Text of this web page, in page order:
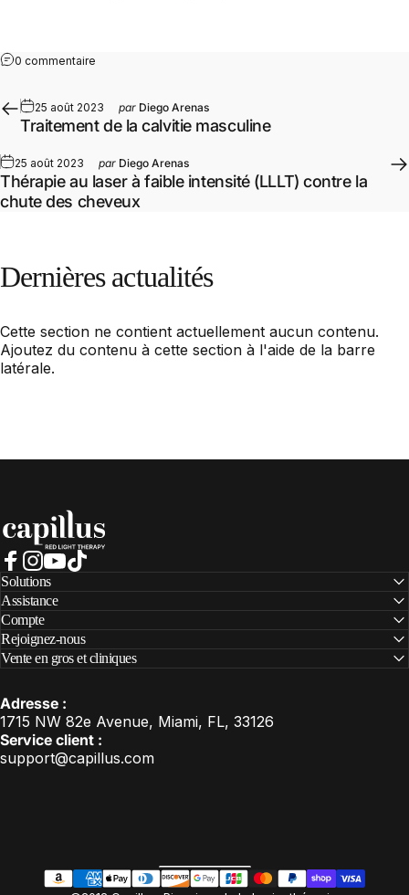
0 commentaire
25 août 2023 par Diego Arenas
Traitement de la calvitie masculine
25 août 2023 par Diego Arenas
Thérapie au laser à faible intensité (LLLT) contre la
chute des cheveux
Dernières actualités
Cette section ne contient actuellement aucun contenu.
Ajoutez du contenu à cette section à l'aide de la barre
latérale.
Capillus
Facebook
Instagram
YouTube
Adresse :
1715 NW 82e Avenue, Miami, FL, 33126
Service client :
support@capillus.com
Solutions
Assistance
Compte
Rejoignez-nous
Vente en gros et cliniques